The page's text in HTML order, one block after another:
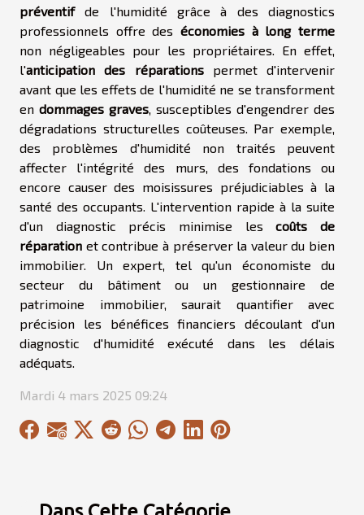
préventifde l'humidité grâce à des diagnostics
professionnels offre des économies à long terme
non négligeables pour les propriétaires. En effet,
l'anticipation des réparationspermet d'intervenir
avant que les effets de l'humidité ne se transforment
en dommages graves , susceptibles d'engendrer des
dégradations structurelles coûteuses. Par exemple,
des problèmes d'humidité non traités peuvent
affecter l'intégrité des murs, des fondations ou
encore causer des moisissures préjudiciables à la
santé des occupants. L'intervention rapide à la suite
d'un diagnostic précis minimise lescoûts de
réparation et contribue à préserver la valeur du bien
immobilier. Un expert, tel qu'un économiste du
secteur du bâtiment ou un gestionnaire de
patrimoine immobilier, saurait quantifier avec
précision les bénéfices financiers découlant d'un
diagnostic d'humidité exécuté dans les délais
adéquats.
Mardi 4 mars 2025 09:24